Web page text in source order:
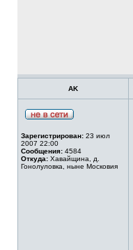
AK
Зарегистрирован: 23 июл
2007 22:00
Сообщения: 4584
Откуда: Хавайщина, д.
Гонолуловка, ныне Московия